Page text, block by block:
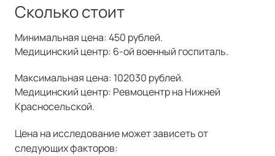
Сколько стоит
Минимальная цена: 450 рублей.
Медицинский центр: 6-ой военный госпиталь.
Максимальная цена: 102030 рублей.
Медицинский центр: Ревмоцентр на Нижней
Красносельской.
Цена на исследование может зависеть от
следующих факторов: